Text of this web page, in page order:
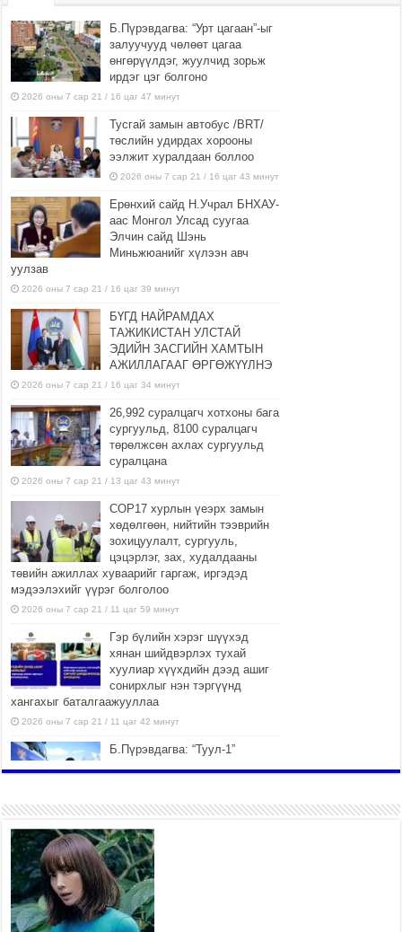
Б.Пүрэвдагва: “Урт цагаан”-ыг
залуучууд чөлөөт цагаа
өнгөрүүлдэг, жуулчид зорьж
ирдэг цэг болгоно
2026 оны 7 сар 21 / 16 цаг 47 минут
Тусгай замын автобус /BRT/
төслийн удирдах хорооны
ээлжит хуралдаан боллоо
2026 оны 7 сар 21 / 16 цаг 43 минут
Ерөнхий сайд Н.Учрал БНХАУ-
аас Монгол Улсад суугаа
Элчин сайд Шэнь
Миньжюанийг хүлээн авч
уулзав
2026 оны 7 сар 21 / 16 цаг 39 минут
БҮГД НАЙРАМДАХ
ТАЖИКИСТАН УЛСТАЙ
ЭДИЙН ЗАСГИЙН ХАМТЫН
АЖИЛЛАГААГ ӨРГӨЖҮҮЛНЭ
2026 оны 7 сар 21 / 16 цаг 34 минут
26,992 суралцагч хотхоны бага
сургуульд, 8100 суралцагч
төрөлжсөн ахлах сургуульд
суралцана
2026 оны 7 сар 21 / 13 цаг 43 минут
COP17 хурлын үеэрх замын
хөдөлгөөн, нийтийн тээврийн
зохицуулалт, сургууль,
цэцэрлэг, зах, худалдааны
төвийн ажиллах хуваарийг гаргаж, иргэдэд
мэдээлэхийг үүрэг болголоо
2026 оны 7 сар 21 / 11 цаг 59 минут
Гэр бүлийн хэрэг шүүхэд
хянан шийдвэрлэх тухай
хуулиар хүүхдийн дээд ашиг
сонирхлыг нэн тэргүүнд
хангахыг баталгаажууллаа
2026 оны 7 сар 21 / 11 цаг 42 минут
Б.Пүрэвдагва: “Туул-1”
2026 оны 7 сар 21 / 10 цаг 15 минут
НИЙСЛЭЛ, АЙМГИЙН
УДИРДЛАГУУДЫН АЖЛЫГ
ХҮНД СУРТЛЫГ БУУРУУЛЖ,
ИРГЭД, АЖ АХУЙН НЭГЖИЙН
АЧААГ ХЭРХЭН ХӨНГӨЛСНӨӨР ДҮГНЭНЭ
2026 оны 7 сар 21 / 10 цаг 09 минут